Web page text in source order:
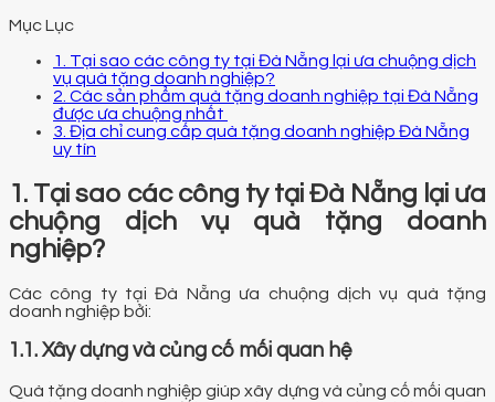
Mục Lục
1. Tại sao các công ty tại Đà Nẵng lại ưa chuộng dịch
vụ quà tặng doanh nghiệp?
2. Các sản phẩm quà tặng doanh nghiệp tại Đà Nẵng
được ưa chuộng nhất
3. Địa chỉ cung cấp quà tặng doanh nghiệp Đà Nẵng
uy tín
1. Tại sao các công ty tại Đà Nẵng lại ưa
chuộng dịch vụ quà tặng doanh
nghiệp?
Các công ty tại Đà Nẵng ưa chuộng dịch vụ quà tặng
doanh nghiệp bởi:
1.1. Xây dựng và củng cố mối quan hệ
Quà tặng doanh nghiệp giúp xây dựng và củng cố mối quan